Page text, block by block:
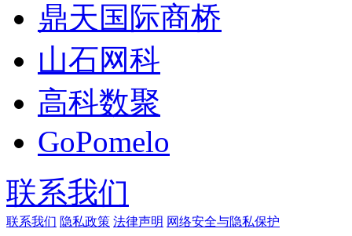
鼎天国际商桥
山石网科
高科数聚
GoPomelo
联系我们
联系我们 隐私政策 法律声明 网络安全与隐私保护